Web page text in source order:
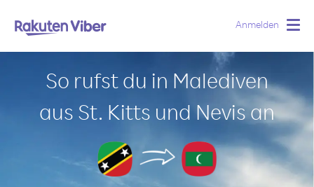
Anmelden
So rufst du in Malediven
aus St. Kitts und Nevis an